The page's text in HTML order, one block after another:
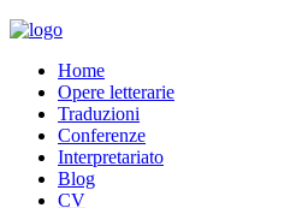
Home
Opere letterarie
Traduzioni
Conferenze
Interpretariato
Blog
CV